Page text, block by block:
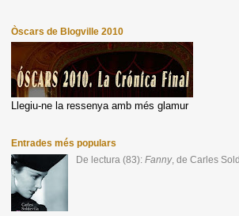
Òscars de Blogville 2010
Llegiu-ne la ressenya amb més glamur
Entrades més populars
De lectura (83): Fanny, de Carles